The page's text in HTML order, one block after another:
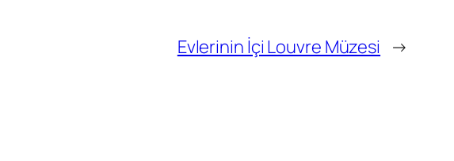
Evlerinin İçi Louvre Müzesi →